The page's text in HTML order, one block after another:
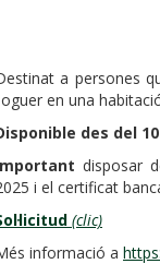
a persones
en una
des del
disposar
i el certificat
(clic)
informació a